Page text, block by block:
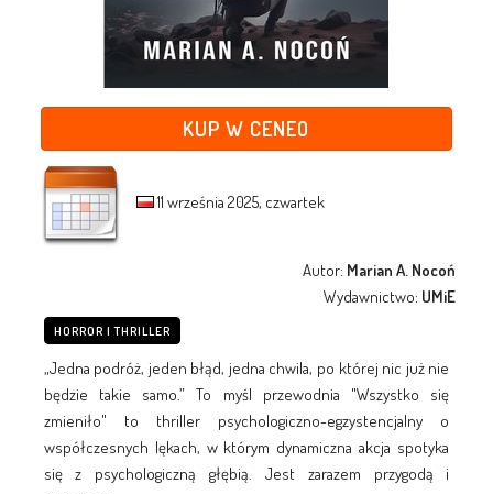
KUP W CENEO
11 września 2025, czwartek
Autor: Marian A. Nocoń
Wydawnictwo: UMiE
HORROR I THRILLER
„Jedna podróż, jeden błąd, jedna chwila, po której nic już nie
będzie takie samo.” To myśl przewodnia "Wszystko się
zmieniło" to thriller psychologiczno-egzystencjalny o
współczesnych lękach, w którym dynamiczna akcja spotyka
się z psychologiczną głębią. Jest zarazem przygodą i